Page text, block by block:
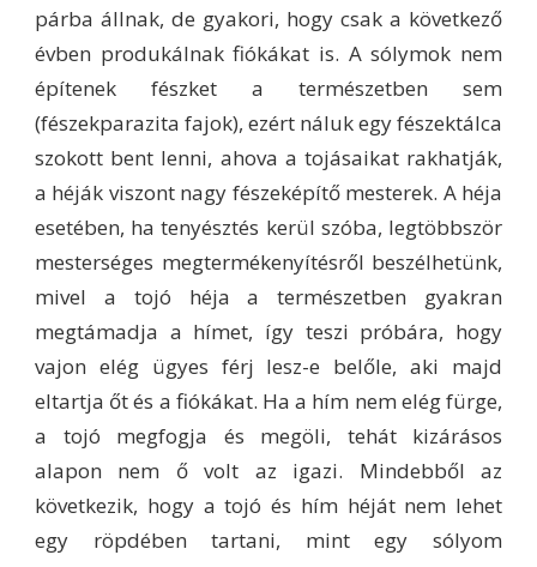
párba állnak, de gyakori, hogy csak a következő
évben produkálnak fiókákat is. A sólymok nem
építenek fészket a természetben sem
(fészekparazita fajok), ezért náluk egy fészektálca
szokott bent lenni, ahova a tojásaikat rakhatják,
a héják viszont nagy fészeképítő mesterek. A héja
esetében, ha tenyésztés kerül szóba, legtöbbször
mesterséges megtermékenyítésről beszélhetünk,
mivel a tojó héja a természetben gyakran
megtámadja a hímet, így teszi próbára, hogy
vajon elég ügyes férj lesz-e belőle, aki majd
eltartja őt és a fiókákat. Ha a hím nem elég fürge,
a tojó megfogja és megöli, tehát kizárásos
alapon nem ő volt az igazi. Mindebből az
következik, hogy a tojó és hím héját nem lehet
egy röpdében tartani, mint egy sólyom